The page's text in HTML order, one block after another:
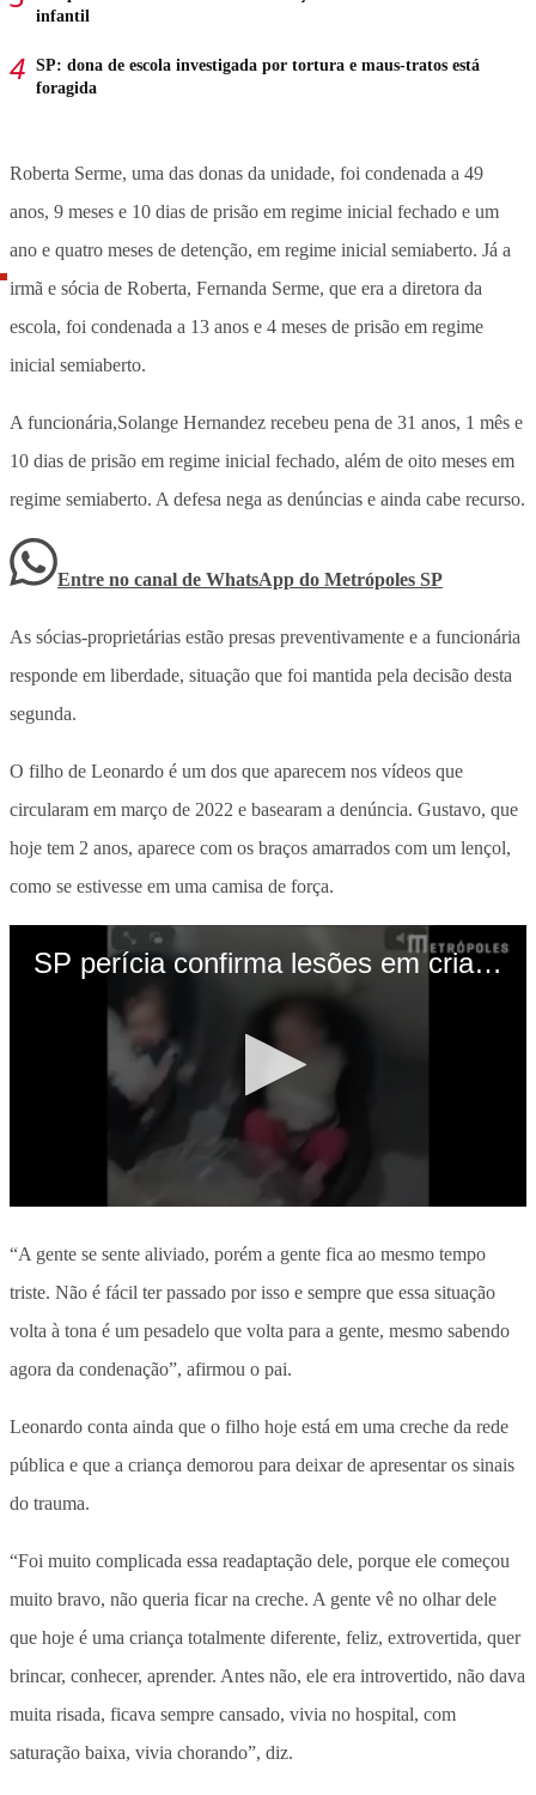
infantil
SP: dona de escola investigada por tortura e maus-tratos está
foragida
Roberta Serme, uma das donas da unidade, foi condenada a 49
anos, 9 meses e 10 dias de prisão em regime inicial fechado e um
ano e quatro meses de detenção, em regime inicial semiaberto. Já a
irmã e sócia de Roberta, Fernanda Serme, que era a diretora da
escola, foi condenada a 13 anos e 4 meses de prisão em regime
inicial semiaberto.
A funcionária,Solange Hernandez recebeu pena de 31 anos, 1 mês e
10 dias de prisão em regime inicial fechado, além de oito meses em
regime semiaberto. A defesa nega as denúncias e ainda cabe recurso.
Entre no canal de WhatsApp do Metrópoles SP
As sócias-proprietárias estão presas preventivamente e a funcionária
responde em liberdade, situação que foi mantida pela decisão desta
segunda.
O filho de Leonardo é um dos que aparecem nos vídeos que
circularam em março de 2022 e basearam a denúncia. Gustavo, que
hoje tem 2 anos, aparece com os braços amarrados com um lençol,
como se estivesse em uma camisa de força.
“A gente se sente aliviado, porém a gente fica ao mesmo tempo
triste. Não é fácil ter passado por isso e sempre que essa situação
volta à tona é um pesadelo que volta para a gente, mesmo sabendo
agora da condenação”, afirmou o pai.
Leonardo conta ainda que o filho hoje está em uma creche da rede
pública e que a criança demorou para deixar de apresentar os sinais
do trauma.
“Foi muito complicada essa readaptação dele, porque ele começou
muito bravo, não queria ficar na creche. A gente vê no olhar dele
que hoje é uma criança totalmente diferente, feliz, extrovertida, quer
brincar, conhecer, aprender. Antes não, ele era introvertido, não dava
muita risada, ficava sempre cansado, vivia no hospital, com
saturação baixa, vivia chorando”, diz.